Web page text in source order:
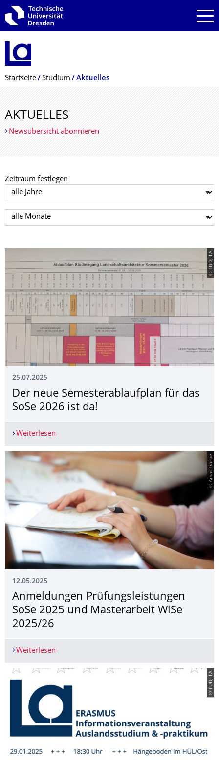
Zur Hauptnavigation springen
Zur Suche springen
Zum Inhalt springen
Breadcrumb-Menü
Startseite Studium Aktuelles
AKTUELLES
Newsübersicht abonnieren
Zeitraum festlegen
Jahr auswählen
Monat auswählen
© TUD; ILA
25.07.2025
Der neue Semesterablaufplan für das
SoSe 2026 ist da!
Weiterlesen
© Amac Garbe
12.05.2025
Anmeldungen Prüfungsleistungen
SoSe 2025 und Masterarbeit WiSe
2025/26
Weiterlesen
© TUD, ILA